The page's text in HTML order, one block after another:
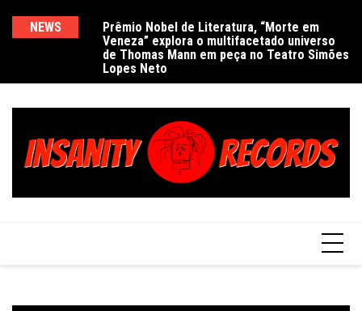
NEWS
Prêmio Nobel de Literatura, “Morte em
Veneza” explora o multifacetado universo
de Thomas Mann em peça no Teatro Simões
Lopes Neto